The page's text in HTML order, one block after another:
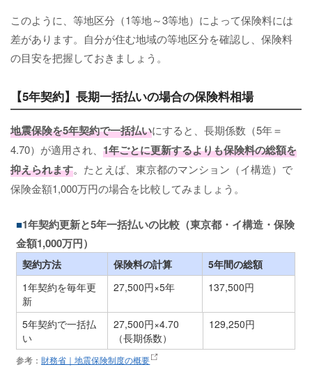
このように、等地区分（1等地～3等地）によって保険料には
差があります。自分が住む地域の等地区分を確認し、保険料
の目安を把握しておきましょう。
【5年契約】長期一括払いの場合の保険料相場
地震保険を5年契約で一括払いにすると、長期係数（5年＝
4.70）が適用され、 1年ごとに更新するよりも保険料の総額を
抑えられます。たとえば、東京都のマンション（イ構造）で
保険金額1,000万円の場合を比較してみましょう。
1年契約更新と5年一括払いの比較（東京都・イ構造・保険
金額1,000万円）
契約方法 保険料の計算
5年間の総額
1年契約を毎年更
新
27,500円×5年 137,500円
5年契約で一括払
い
27,500円×4.70
（長期係数）
129,250円
参考：財務省｜地震保険制度の概要